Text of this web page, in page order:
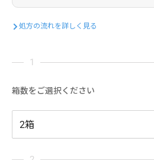
処方の流れを詳しく見る
箱数をご選択ください